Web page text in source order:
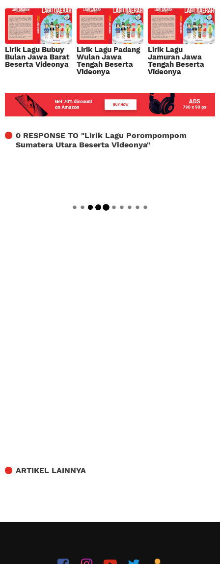
Lirik Lagu Bubuy
Bulan Jawa Barat
Beserta Videonya
Lirik Lagu Padang
Wulan Jawa
Tengah Beserta
Videonya
Lirik Lagu
Jamuran Jawa
Tengah Beserta
Videonya
0 RESPONSE TO "Lirik Lagu Porompompom
Sumatera Utara Beserta Videonya"
ARTIKEL LAINNYA